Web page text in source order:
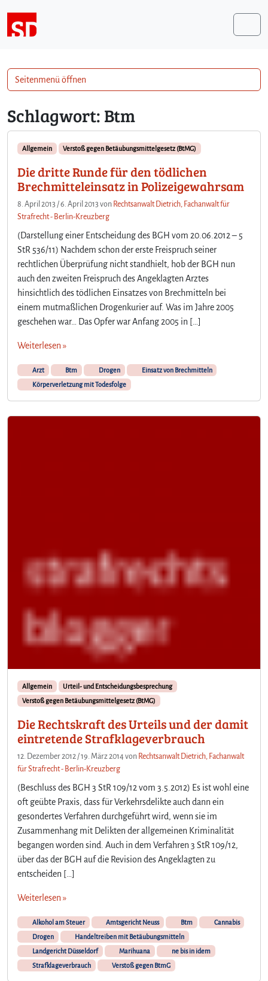
Schlagwort: Btm
Allgemein Verstoß gegen Betäubungsmittelgesetz (BtMG)
Die dritte Runde für den tödlichen
Brechmitteleinsatz in Polizeigewahrsam
8. April 2013 /6. April 2013 von Rechtsanwalt Dietrich, Fachanwalt für
Strafrecht - Berlin-Kreuzberg
(Darstellung einer Entscheidung des BGH vom 20.06.2012 – 5
StR 536/11) Nachdem schon der erste Freispruch seiner
rechtlichen Überprüfung nicht standhielt, hob der BGH nun
auch den zweiten Freispruch des Angeklagten Arztes
hinsichtlich des tödlichen Einsatzes von Brechmitteln bei
einem mutmaßlichen Drogenkurier auf. Was im Jahre 2005
geschehen war… Das Opfer war Anfang 2005 in […]
Weiterlesen »
Arzt Btm Drogen
Einsatz von Brechmitteln
Körperverletzung mit Todesfolge
Allgemein
Urteil- und Entscheidungsbesprechung
Verstoß gegen Betäubungsmittelgesetz (BtMG)
Die Rechtskraft des Urteils und der damit
eintretende Strafklageverbrauch
12. Dezember 2012 /19. März 2014von Rechtsanwalt Dietrich, Fachanwalt
für Strafrecht - Berlin-Kreuzberg
(Beschluss des BGH 3 StR 109/12 vom 3.5.2012) Es ist wohl eine
oft geübte Praxis, dass für Verkehrsdelikte auch dann ein
gesondertes Verfahren durchgeführt wird, wenn sie im
Zusammenhang mit Delikten der allgemeinen Kriminalität
begangen worden sind. Auch in dem Verfahren 3 StR 109/12,
über das der BGH auf die Revision des Angeklagten zu
entscheiden […]
Weiterlesen »
Alkohol am Steuer Amtsgericht Neuss Btm
Cannabis
Drogen
Handeltreiben mit Betäubungsmitteln
Landgericht Düsseldorf
Marihuana
ne bis in idem
Strafklageverbrauch
Verstoß gegen BtmG
Seitenmenü öffnen